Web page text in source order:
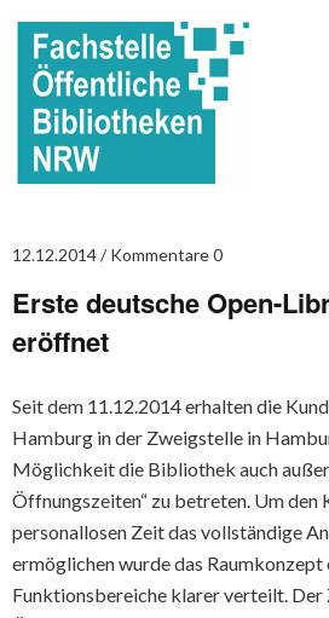
12.12.2014 Kommentare 0
Erste deutsche Open-
eröffnet
Seit dem 11.12.2014 erhalten die
Hamburg in der Zweigstelle in
Möglichkeit die Bibliothek auch
Öffnungszeiten“ zu betreten. Um den
personallosen Zeit das vollständige
ermöglichen wurde das Raumkonzept
Funktionsbereiche klarer verteilt. Der